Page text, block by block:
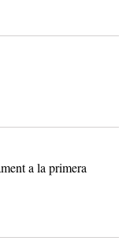
a la primera